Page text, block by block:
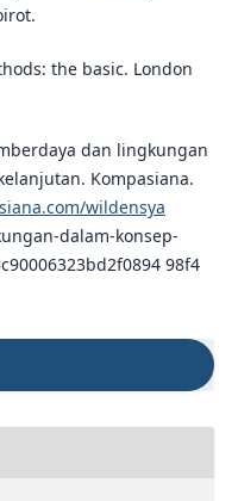
the basic. London
dan lingkungan
Kompasiana.
wildensya
dalam-konsep-
98f4